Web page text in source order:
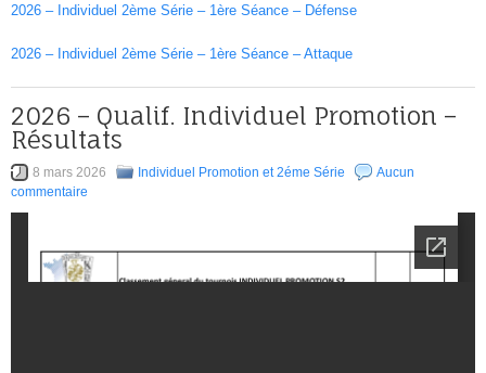
2026 – Individuel 2ème Série – 1ère Séance – Défense
2026 – Individuel 2ème Série – 1ère Séance – Attaque
2026 – Qualif. Individuel Promotion –
Résultats
8 mars 2026 Individuel Promotion et 2éme Série
Aucun
commentaire